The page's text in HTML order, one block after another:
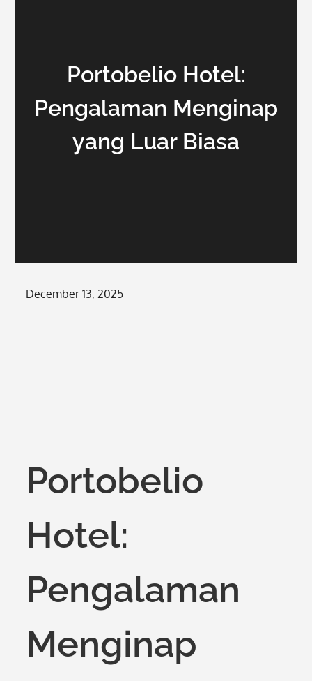
Portobelio Hotel:
Pengalaman Menginap
yang Luar Biasa
Posted
December 13, 2025
Portobelio
Hotel:
Pengalaman
Menginap